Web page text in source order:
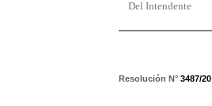
Del Intendente
Resolución N° 3487/20